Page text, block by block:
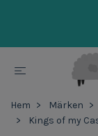
Hem Märken
Kings of my